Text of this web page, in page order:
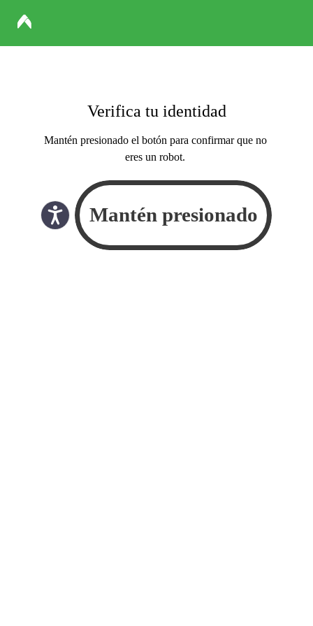
Verifica tu identidad
Mantén presionado el botón para confirmar que no
eres un robot.